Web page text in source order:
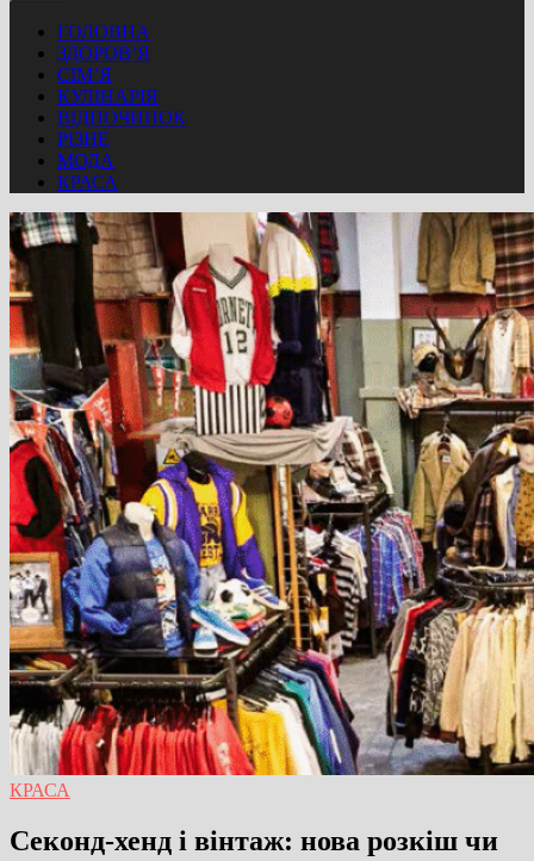
ГОЛОВНА
ЗДОРОВ’Я
СІМ’Я
КУЛІНАРІЯ
ВІДПОЧИНОК
РІЗНЕ
МОДА
КРАСА
КРАСА
Секонд-хенд і вінтаж: нова розкіш чи